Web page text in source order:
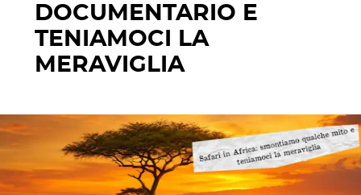
DOCUMENTARIO E
TENIAMOCI LA
MERAVIGLIA